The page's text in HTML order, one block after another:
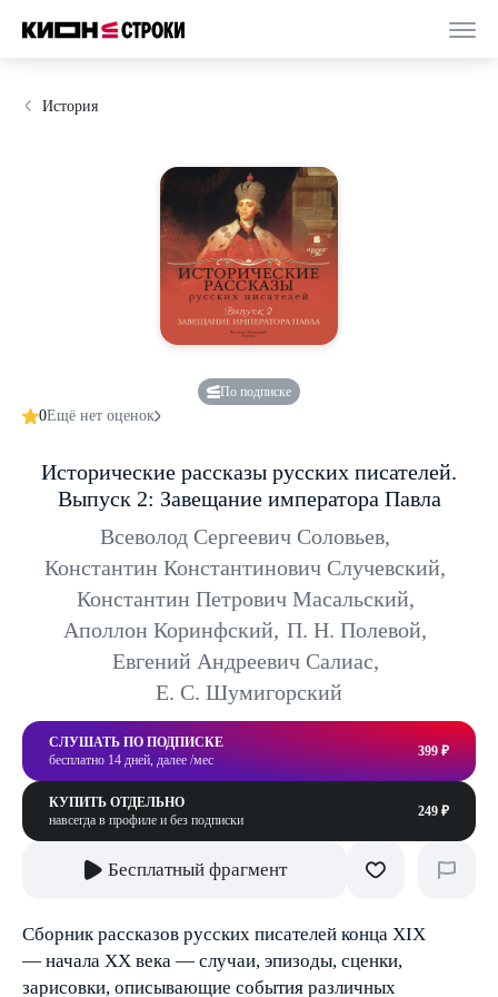
История
По подписке
0Ещё нет оценок
Исторические рассказы русских писателей.
Выпуск 2: Завещание императора Павла
Всеволод Сергеевич Соловьев,
Константин Константинович Случевский,
Константин Петрович Масальский,
Аполлон Коринфский, П. Н. Полевой,
Евгений Андреевич Салиас,
Е. С. Шумигорский
СЛУШАТЬ ПО ПОДПИСКЕ
бесплатно 14 дней, далее /мес
399 ₽
КУПИТЬ ОТДЕЛЬНО
навсегда в профиле и без подписки
249 ₽
Бесплатный фрагмент
Сборник рассказов русских писателей конца XIX
— начала XX века — случаи, эпизоды, сценки,
зарисовки, описывающие события различных